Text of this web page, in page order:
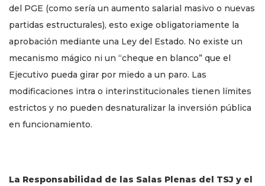
del PGE (como sería un aumento salarial masivo o nuevas
partidas estructurales), esto exige obligatoriamente la
aprobación mediante una Ley del Estado. No existe un
mecanismo mágico ni un “cheque en blanco” que el
Ejecutivo pueda girar por miedo a un paro. Las
modificaciones intra o interinstitucionales tienen límites
estrictos y no pueden desnaturalizar la inversión pública
en funcionamiento.
La Responsabilidad de las Salas Plenas del TSJ y el